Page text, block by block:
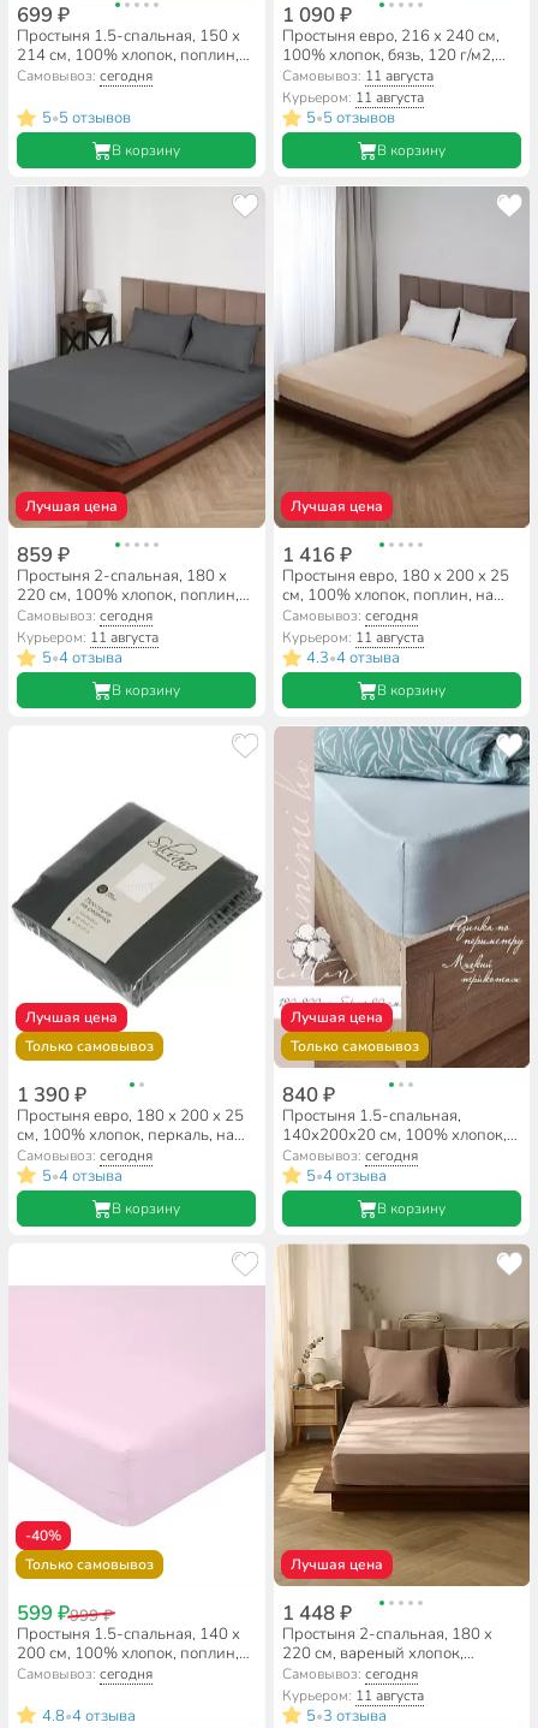
699 ₽
Простыня 1.5-спальная, 150 х
214 см, 100% хлопок, поплин,
Silvano, Тауп
Самовывоз:сегодня
5•5 отзывов
В корзину
1 090 ₽
Простыня евро, 216 х 240 см,
100% хлопок, бязь, 120 г/м2,
Майская ночь
Самовывоз: 11 августа
Курьером: 11 августа
5•5 отзывов
В корзину
Лучшая цена
859 ₽
Простыня 2-спальная, 180 х
220 см, 100% хлопок, поплин,
110 г/м2, темно-серая, Silvano,
Узбекистан
Самовывоз:сегодня
Курьером: 11 августа
5•4 отзыва
В корзину
Лучшая цена
1 416 ₽
Простыня евро, 180 х 200 х 25
см, 100% хлопок, поплин, на
резинке, Silvano, Латте
Самовывоз: сегодня
Курьером: 11 августа
4.3•4 отзыва
В корзину
Лучшая цена
Только самовывоз
1 390 ₽
Простыня евро, 180 х 200 х 25
см, 100% хлопок, перкаль, на
резинке, Silvano, Шторм
Самовывоз:сегодня
5•4 отзыва
В корзину
Лучшая цена
Только самовывоз
840 ₽
Простыня 1.5-спальная,
140х200х20 см, 100% хлопок,
трикотаж, 120 г/м2, светло-
серая, на резинке, Silvano
Самовывоз: сегодня
5•4 отзыва
В корзину
-40%
Только самовывоз
599 ₽999 ₽
Простыня 1.5-спальная, 140 х
200 см, 100% хлопок, поплин,
розовая, на резинке, Luxsonia,
Самовывоз:сегодня
4.8•4 отзыва
Лучшая цена
1 448 ₽
Простыня 2-спальная, 180 х
220 см, вареный хлопок,
Silvano, м502, рисунок 6436
Самовывоз: сегодня
Курьером: 11 августа
5•3 отзыва